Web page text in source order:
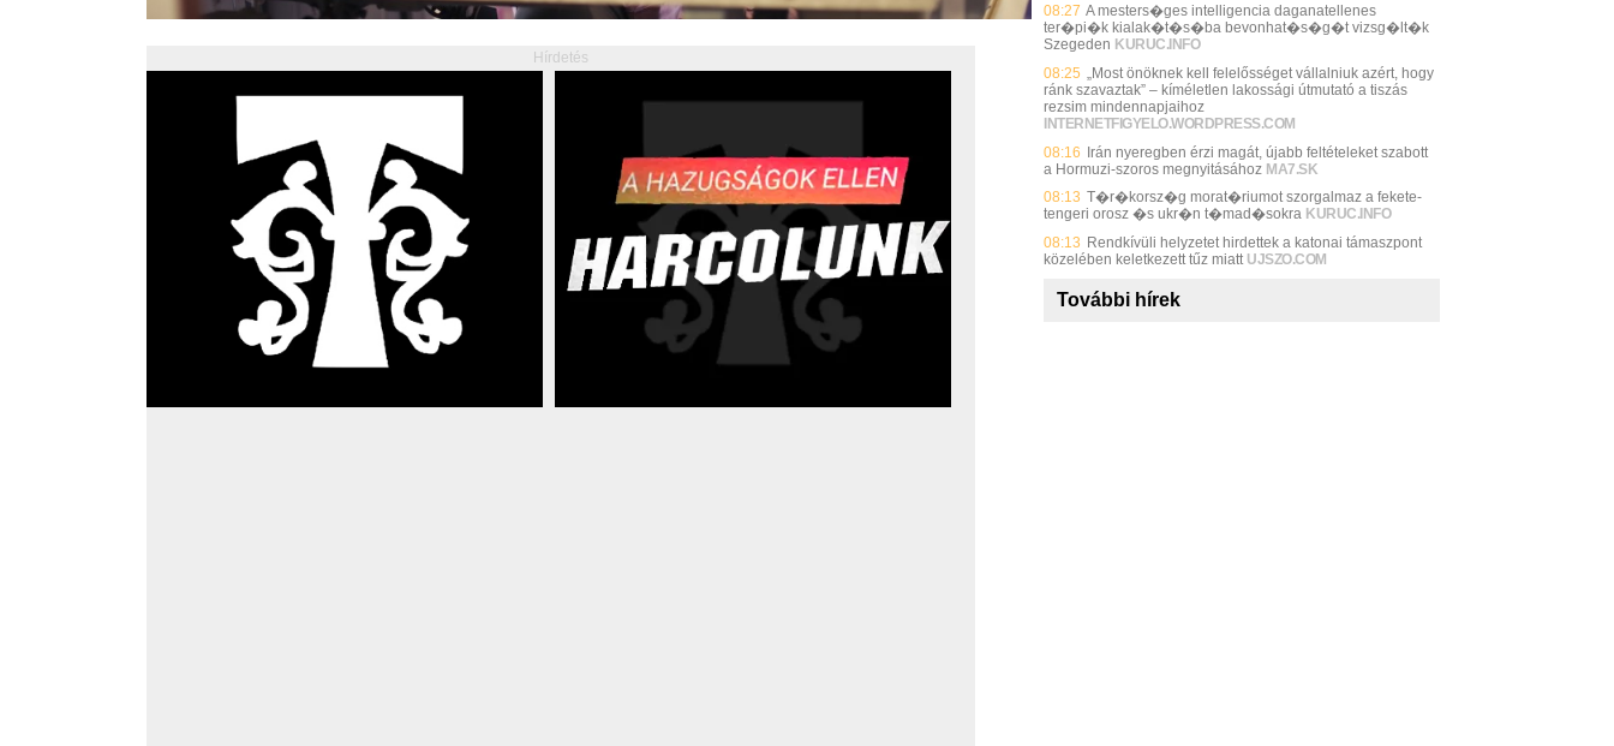
Hírdetés
08:27 A mesters�ges intelligencia daganatellenes
ter�pi�k kialak�t�s�ba bevonhat�s�g�t vizsg�lt�k
Szegeden KURUC.INFO
08:25 „Most önöknek kell felelősséget vállalniuk azért, hogy
ránk szavaztak” – kíméletlen lakossági útmutató a tiszás
rezsim mindennapjaihoz
INTERNETFIGYELO.WORDPRESS.COM
08:16 Irán nyeregben érzi magát, újabb feltételeket szabott
a Hormuzi-szoros megnyitásához MA7.SK
08:13 T�r�korsz�g morat�riumot szorgalmaz a fekete-
tengeri orosz �s ukr�n t�mad�sokra KURUC.INFO
08:13 Rendkívüli helyzetet hirdettek a katonai támaszpont
közelében keletkezett tűz miatt UJSZO.COM
További hírek